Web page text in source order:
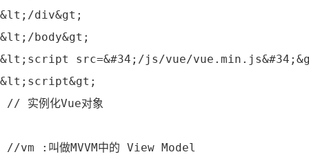
&lt;/div&gt;
&lt;/body&gt;
&lt;script src=&#34;/js/vue/
&lt;script&gt;
// 实例化Vue对象
//vm :叫做MVVM中的 View Model